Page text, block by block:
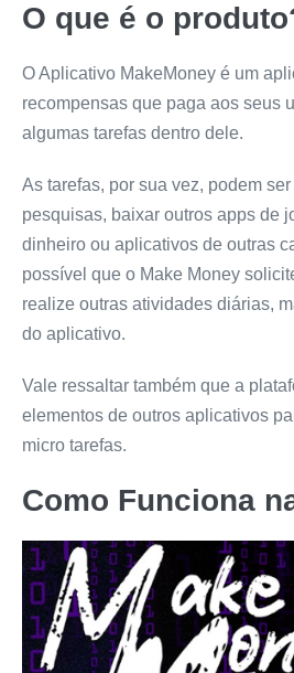
O que é o
O Aplicativo MakeMoney é um
recompensas que paga aos seus
algumas tarefas dentro dele.
As tarefas, por sua vez, podem
pesquisas, baixar outros apps de
dinheiro ou aplicativos de outras
possível que o Make Money
realize outras atividades diárias,
do aplicativo.
Vale ressaltar também que a
elementos de outros aplicativos
micro tarefas.
Como Funciona